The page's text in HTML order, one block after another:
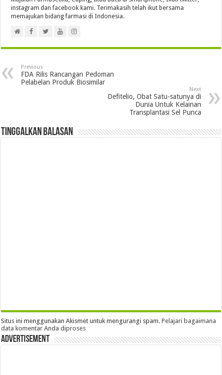
instagram dan facebook kami. Terimakasih telah ikut bersama
memajukan bidang farmasi di Indonesia.
Previous
FDA Rilis Rancangan Pedoman
Pelabelan Produk Biosimilar
Next
Defitelio, Obat Satu-satunya di
Dunia Untuk Kelainan
Transplantasi Sel Punca
Tinggalkan Balasan
Situs ini menggunakan Akismet untuk mengurangi spam.Pelajari bagaimana
data komentar Anda diproses
Advertisement